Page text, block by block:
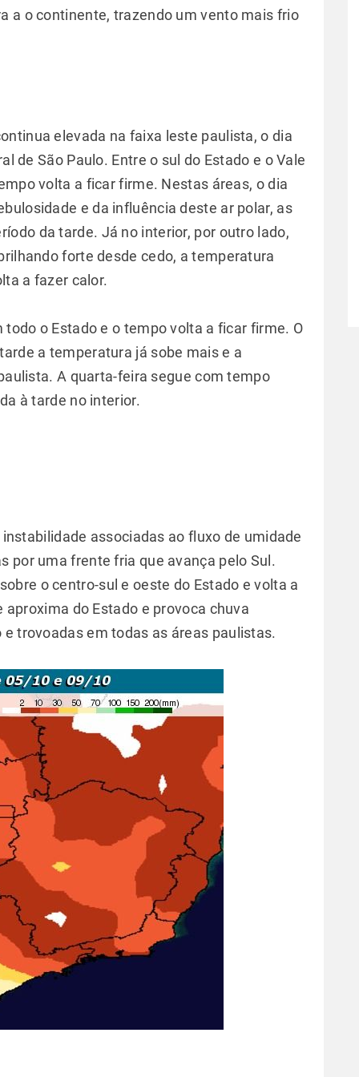
a o continente, trazendo um vento mais frio
elevada na faixa leste paulista, o dia
de São Paulo. Entre o sul do Estado e o Vale
volta a ficar firme. Nestas áreas, o dia
e da influência deste ar polar, as
da tarde. Já no interior, por outro lado,
forte desde cedo, a temperatura
a fazer calor.
o Estado e o tempo volta a ficar firme. O
a temperatura já sobe mais e a
A quarta-feira segue com tempo
à tarde no interior.
associadas ao fluxo de umidade
por uma frente fria que avança pelo Sul.
o centro-sul e oeste do Estado e volta a
do Estado e provoca chuva
trovoadas em todas as áreas paulistas.